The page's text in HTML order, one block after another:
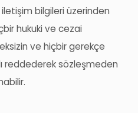
iletişim bilgileri üzerinden
hukuki ve cezai
ve hiçbir gerekçe
reddederek sözleşmeden